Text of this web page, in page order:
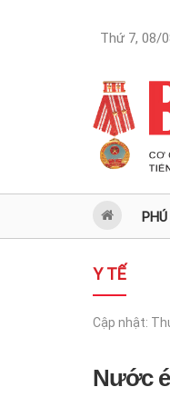
Thứ 7, 08/
Y TẾ
Cập nhật:
Nước